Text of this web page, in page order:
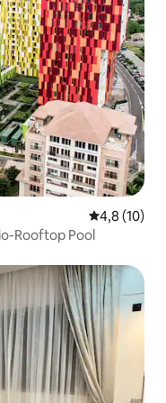
Průměrné
4,8 (10)
Rooftop Pool